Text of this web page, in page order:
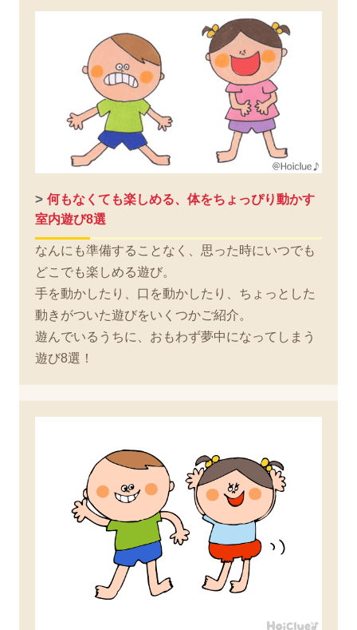
> 何もなくても楽しめる、体をちょっぴり動かす
室内遊び8選
なんにも準備することなく、思った時にいつでも
どこでも楽しめる遊び。
手を動かしたり、口を動かしたり、ちょっとした
動きがついた遊びをいくつかご紹介。
遊んでいるうちに、おもわず夢中になってしまう
遊び8選！